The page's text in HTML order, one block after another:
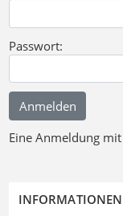
Passwort:
Eine Anmeldung